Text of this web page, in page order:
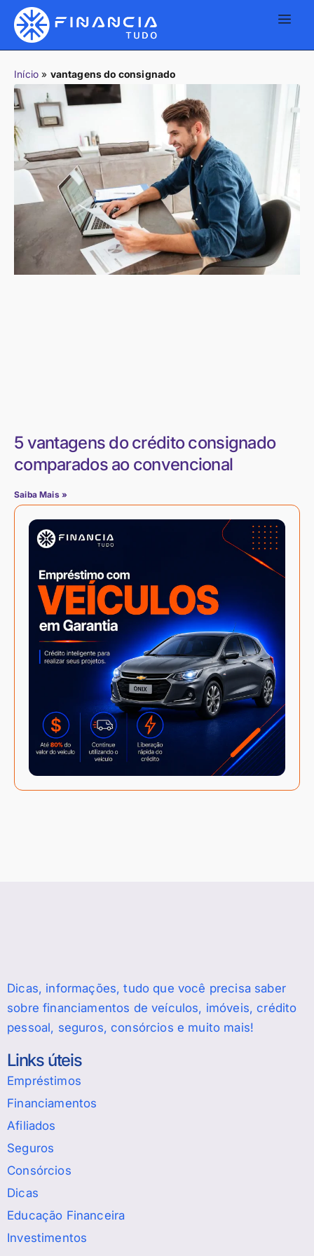
Início » vantagens do consignado
5 vantagens do crédito consignado
comparados ao convencional
Saiba Mais »
Dicas, informações, tudo que você precisa saber
sobre financiamentos de veículos, imóveis, crédito
pessoal, seguros, consórcios e muito mais!
Links úteis
Empréstimos
Financiamentos
Afiliados
Seguros
Consórcios
Dicas
Educação Financeira
Investimentos